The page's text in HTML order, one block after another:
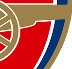
Joueurs les Plus